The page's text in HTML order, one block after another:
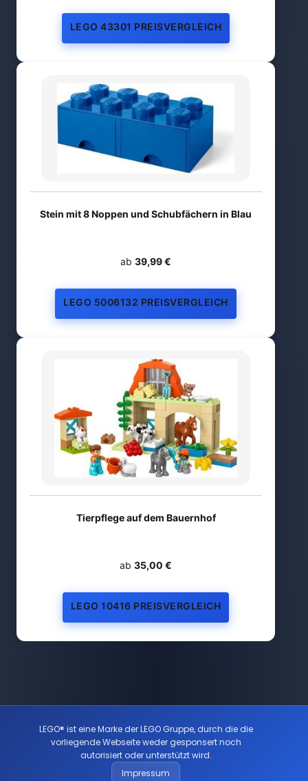
LEGO 43301 PREISVERGLEICH
Stein mit 8 Noppen und Schubfächern in Blau
ab 39,99 €
LEGO 5006132 PREISVERGLEICH
Tierpflege auf dem Bauernhof
ab 35,00 €
LEGO 10416 PREISVERGLEICH
LEGO® ist eine Marke der LEGO Gruppe, durch die die
vorliegende Webseite weder gesponsert noch
autorisiert oder unterstützt wird.
Impressum